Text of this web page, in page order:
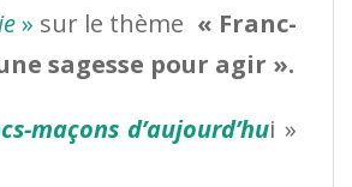
» sur le thème « Franc-
sagesse pour agir ».
maçons d’aujourd’hui »